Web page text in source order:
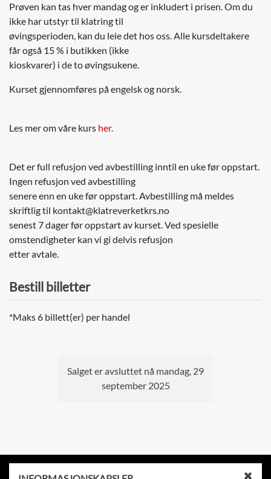
Prøven kan tas hver mandag og er inkludert i prisen. Om du
ikke har utstyr til klatring til
øvingsperioden, kan du leie det hos oss. Alle kursdeltakere
får også 15 % i butikken (ikke
kioskvarer) i de to øvingsukene.
Kurset gjennomføres på engelsk og norsk.
Les mer om våre kurs her.
Det er full refusjon ved avbestilling inntil en uke før oppstart.
Ingen refusjon ved avbestilling
senere enn en uke før oppstart. Avbestilling må meldes
skriftlig til kontakt@klatreverketkrs.no
senest 7 dager før oppstart av kurset. Ved spesielle
omstendigheter kan vi gi delvis refusjon
etter avtale.
Bestill billetter
*Maks 6 billett(er) per handel
Salget er avsluttet nå mandag, 29
september 2025